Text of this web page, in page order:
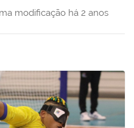
modificação há 2 anos